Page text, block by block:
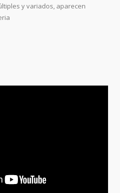
y variados, aparecen